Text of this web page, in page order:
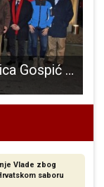
Više od suradnje – HGSS Stanica Gospić i Rotary club Zagreb
Vlade zbog
saboru